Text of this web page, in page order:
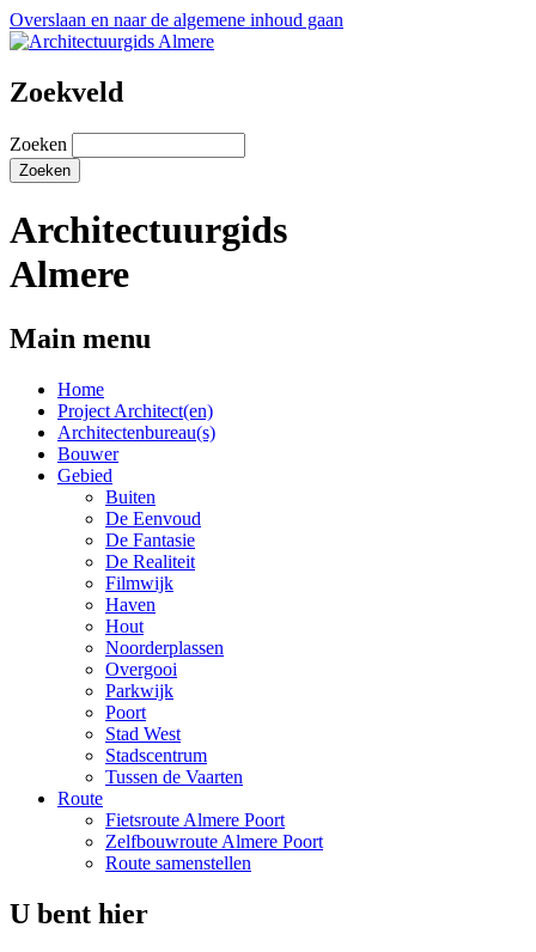
Overslaan en naar de algemene inhoud gaan
Zoekveld
Zoeken
Architectuurgids
Almere
Main menu
Home
Project Architect(en)
Architectenbureau(s)
Bouwer
Gebied
Buiten
De Eenvoud
De Fantasie
De Realiteit
Filmwijk
Haven
Hout
Noorderplassen
Overgooi
Parkwijk
Poort
Stad West
Stadscentrum
Tussen de Vaarten
Route
Fietsroute Almere Poort
Zelfbouwroute Almere Poort
Route samenstellen
U bent hier